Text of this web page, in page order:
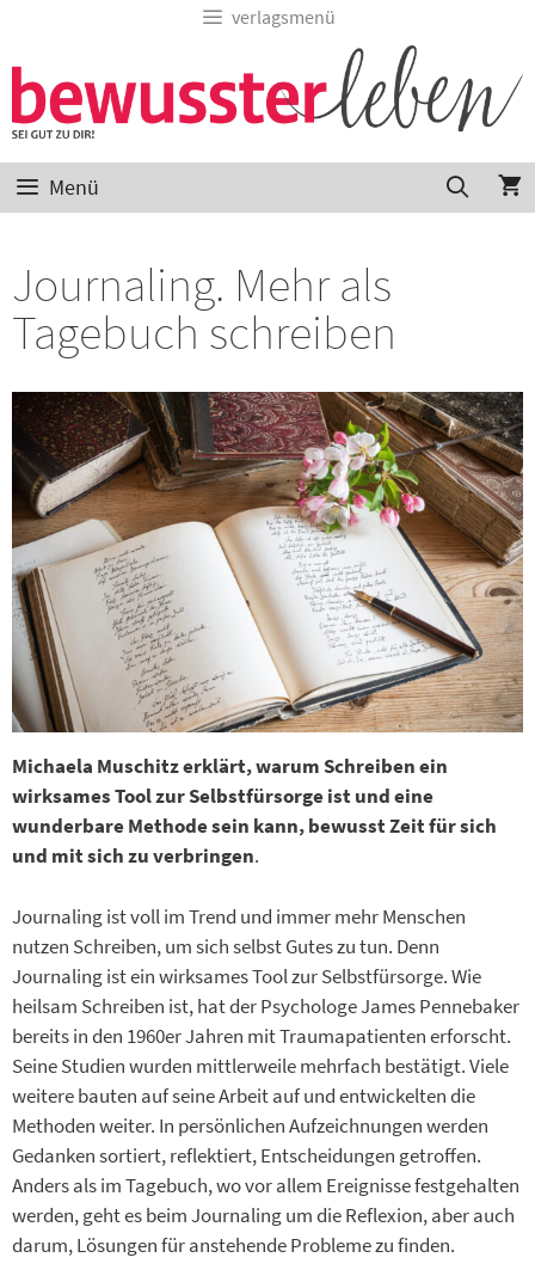
verlagsmenü
Menü
Journaling. Mehr als
Tagebuch schreiben
Michaela Muschitz erklärt, warum Schreiben ein
wirksames Tool zur Selbstfürsorge ist und eine
wunderbare Methode sein kann, bewusst Zeit für sich
und mit sich zu verbringen.
Journaling ist voll im Trend und immer mehr Menschen
nutzen Schreiben, um sich selbst Gutes zu tun. Denn
Journaling ist ein wirksames Tool zur Selbstfürsorge. Wie
heilsam Schreiben ist, hat der Psychologe James Pennebaker
bereits in den 1960er Jahren mit Traumapatienten erforscht.
Seine Studien wurden mittlerweile mehrfach bestätigt. Viele
weitere bauten auf seine Arbeit auf und entwickelten die
Methoden weiter. In persönlichen Aufzeichnungen werden
Gedanken sortiert, reflektiert, Entscheidungen getroffen.
Anders als im Tagebuch, wo vor allem Ereignisse festgehalten
werden, geht es beim Journaling um die Reflexion, aber auch
darum, Lösungen für anstehende Probleme zu finden.